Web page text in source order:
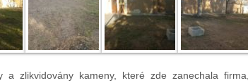
a zlikvidovány kameny, které zde zanechala